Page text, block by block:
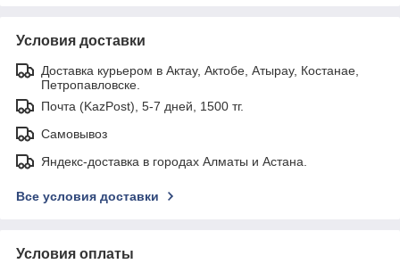
Условия доставки
Доставка курьером в Актау, Актобе, Атырау, Костанае,
Петропавловске.
Почта (KazPost), 5-7 дней, 1500 тг.
Самовывоз
Яндекс-доставка в городах Алматы и Астана.
Все условия доставки
Условия оплаты